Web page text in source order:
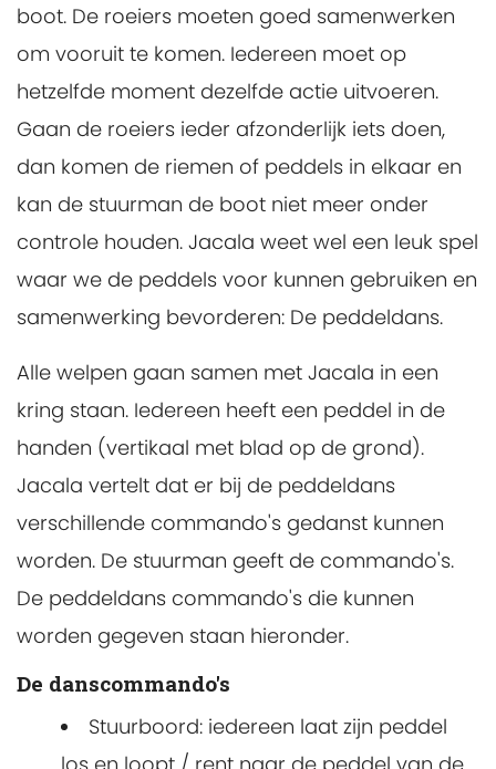
boot. De roeiers moeten goed samenwerken
om vooruit te komen. Iedereen moet op
hetzelfde moment dezelfde actie uitvoeren.
Gaan de roeiers ieder afzonderlijk iets doen,
dan komen de riemen of peddels in elkaar en
kan de stuurman de boot niet meer onder
controle houden. Jacala weet wel een leuk spel
waar we de peddels voor kunnen gebruiken en
samenwerking bevorderen: De peddeldans.
Alle welpen gaan samen met Jacala in een
kring staan. Iedereen heeft een peddel in de
handen (vertikaal met blad op de grond).
Jacala vertelt dat er bij de peddeldans
verschillende commando's gedanst kunnen
worden. De stuurman geeft de commando's.
De peddeldans commando's die kunnen
worden gegeven staan hieronder.
De danscommando's
Stuurboord: iedereen laat zijn peddel